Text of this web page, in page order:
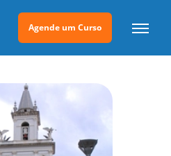
Agende um Curso